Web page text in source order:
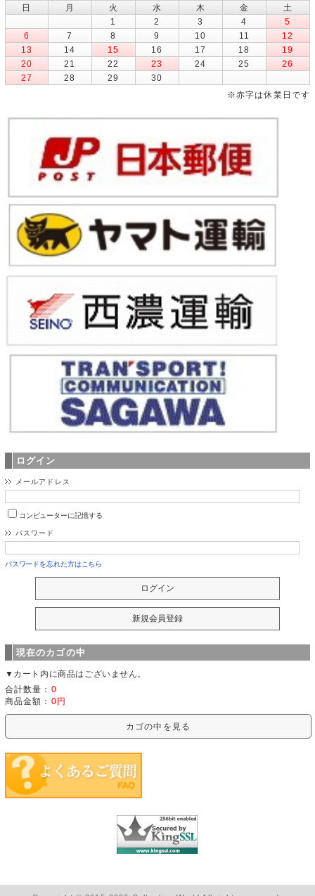
日
月 火 水 木 金
土
1
2 3 4
5
6
7 8 9 10 11
12
13
14 15 16 17 18
19
20
21 22 23 24 25
26
27
28 29
30
※赤字は休業日です
ログイン
メールアドレス
コンピューターに記憶する
パスワード
パスワードを忘れた方はこちら
現在のカゴの中
▼カート内に商品はございません。
合計数量： 0
商品金額： 0円
カゴの中を見る